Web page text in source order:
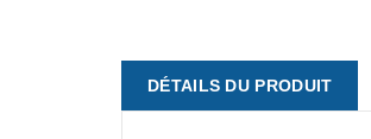
DÉTAILS DU PRODUIT